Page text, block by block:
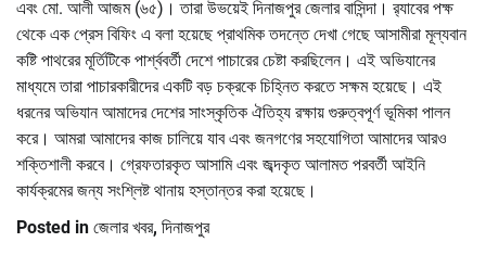
এবং মো. আলী আজম (৬৫)। তারা উভয়েই দিনাজপুর জেলার বাসিন্দা। র‌্যাবের পক্ষ
থেকে এক প্রেস বিফিং এ বলা হয়েছে প্রাথমিক তদন্তে দেখা গেছে আসামীরা মূল্যবান
কষ্টি পাথরের মূর্তিটিকে পার্শ্ববর্তী দেশে পাচারের চেষ্টা করছিলেন। এই অভিযানের
মাধ্যমে তারা পাচারকারীদের একটি বড় চক্রকে চিহ্নিত করতে সক্ষম হয়েছে। এই
ধরনের অভিযান আমাদের দেশের সাংস্কৃতিক ঐতিহ্য রক্ষায় গুরুত্বপূর্ণ ভূমিকা পালন
করে। আমরা আমাদের কাজ চালিয়ে যাব এবং জনগণের সহযোগিতা আমাদের আরও
শক্তিশালী করবে। গ্রেফতারকৃত আসামি এবং জব্দকৃত আলামত পরবর্তী আইনি
কার্যক্রমের জন্য সংশ্লিষ্ট থানায় হস্তান্তর করা হয়েছে।
Posted in জেলার খবর, দিনাজপুর